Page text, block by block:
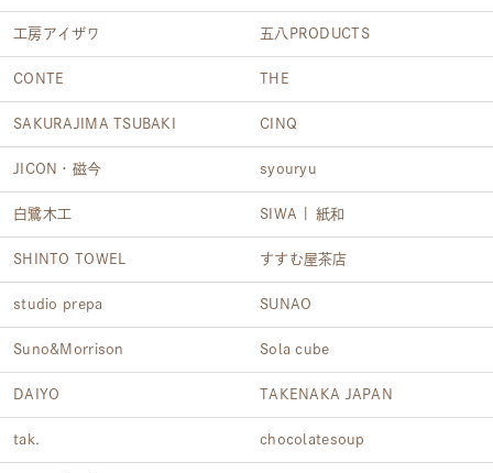
工房アイザワ 五八PRODUCTS
CONTE THE
SAKURAJIMA TSUBAKI CINQ
JICON・磁今 syouryu
白鷺木工 SIWA | 紙和
SHINTO TOWEL すすむ屋茶店
studio prepa SUNAO
Suno&Morrison Sola cube
DAIYO TAKENAKA JAPAN
tak. chocolatesoup